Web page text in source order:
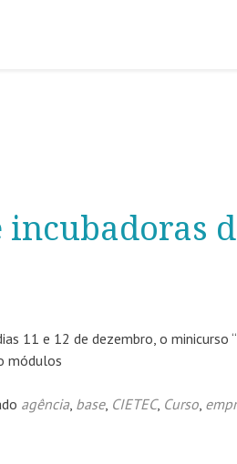
incubadoras
11 e 12 de dezembro, o
módulos
agência, base, CIETEC, Curso,